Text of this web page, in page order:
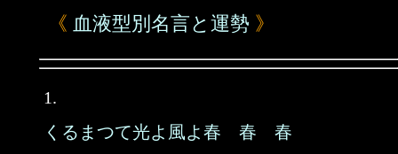
《 血液型別名言と運勢 》
1.
くるまつて光よ風よ春 春 春